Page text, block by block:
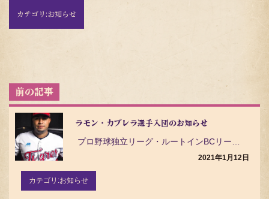
カテゴリ:お知らせ
投
稿
ナ
ゲ
ー
シ
ラモン・カブレラ選手入団のお知らせ
プロ野球独立リーグ・ルートインBCリーグ（Baseball Challenge League）の茨…
2021年1月12日
カテゴリ:お知らせ